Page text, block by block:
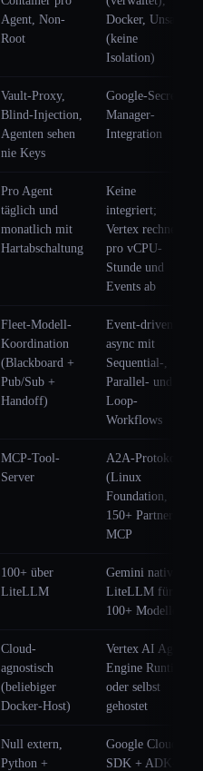
Agent, Non-
Root
Docker, Unsafe
(keine
Isolation)
Vault-Proxy,
Blind-Injection,
Agenten sehen
nie Keys
Google-Secret-
Manager-
Integration
Pro Agent
täglich und
monatlich mit
Hartabschaltung
Keine
integriert;
Vertex rechnet
pro vCPU-
Stunde und
Events ab
Fleet-Modell-
Koordination
(Blackboard +
Pub/Sub +
Handoff)
Event-driven
async mit
Sequential-,
Parallel- und
Loop-
Workflows
MCP-Tool-
Server
A2A-Protokoll
(Linux
Foundation,
150+ Partner) +
MCP
100+ über
LiteLLM
Gemini nativ +
LiteLLM für
100+ Modelle
Cloud-
agnostisch
(beliebiger
Docker-Host)
Vertex AI Agent
Engine Runtime
oder selbst
gehostet
Null extern,
Python +
Google Cloud
SDK + ADK-